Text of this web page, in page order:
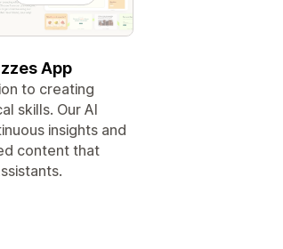
App
to creating
skills. Our AI
insights and
content that